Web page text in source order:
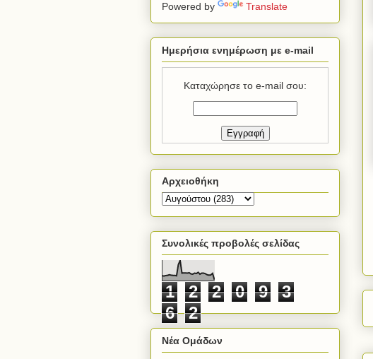
Powered by Translate
Ημερήσια ενημέρωση με e-mail
Καταχώρησε το e-mail σου:
Αρχειοθήκη
Συνολικές προβολές σελίδας
1 2 2 0 9
3
6
2
Νέα Ομάδων